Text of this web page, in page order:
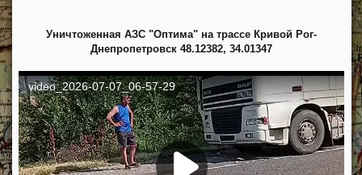
Уничтоженная АЗС "Оптима" на трассе Кривой Рог-
Днепропетровск 48.12382, 34.01347